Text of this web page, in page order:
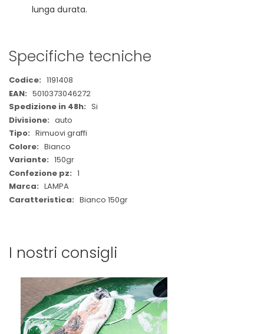
lunga durata.
Specifiche tecniche
Maggiori
Informazioni
1191408
5010373046272
Si
auto
Rimuovi graffi
Bianco
150gr
1
LAMPA
Bianco 150gr
I nostri consigli